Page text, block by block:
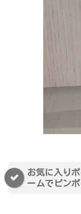
お気に入り
ームでピン